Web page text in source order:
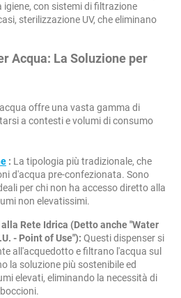
con sistemi di filtrazione
sterilizzazione UV, che eliminano
Acqua: La Soluzione per
offre una vasta gamma di
a contesti e volumi di consumo
: La tipologia più tradizionale, che
d'acqua pre-confezionata. Sono
per chi non ha accesso diretto alla
non elevatissimi.
Rete Idrica (Detto anche "Water
- Point of Use"): Questi dispenser si
all'acquedotto e filtrano l'acqua sul
la soluzione più sostenibile ed
elevati, eliminando la necessità di